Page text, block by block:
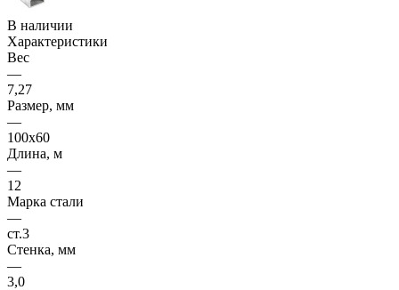
В наличии
Характеристики
Вес
—
7,27
Размер, мм
—
100x60
Длина, м
—
12
Марка стали
—
ст.3
Стенка, мм
—
3,0